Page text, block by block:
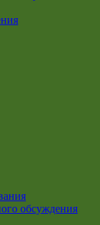
обсуждения